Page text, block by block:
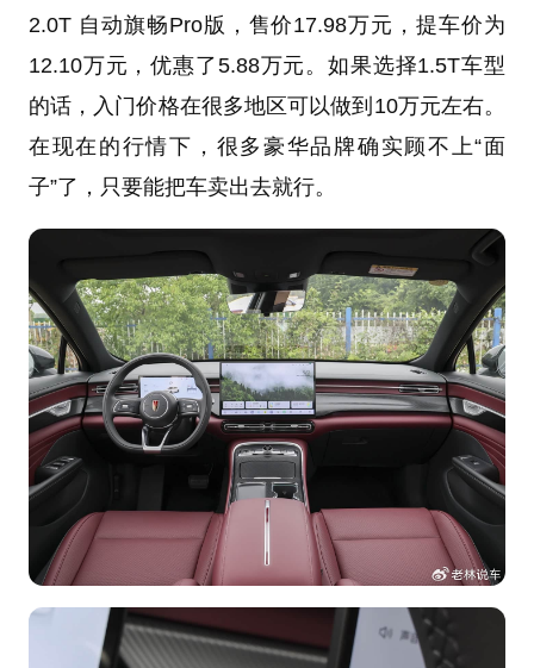
2.0T 自动旗畅Pro版，售价17.98万元，提车价为
12.10万元，优惠了5.88万元。如果选择1.5T车型
的话，入门价格在很多地区可以做到10万元左右。
在现在的行情下，很多豪华品牌确实顾不上“面
子”了，只要能把车卖出去就行。